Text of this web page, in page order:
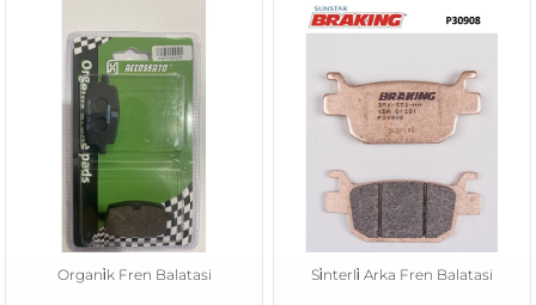
Organi̇k Fren Balatasi Si̇nterli̇ Arka Fren Balatasi